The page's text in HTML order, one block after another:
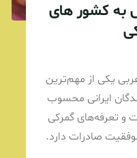
به کشور های
یکی از مهم‌ترین
ایرانی محسوب
و تعرفه‌های گمرکی
صادرات دارد.